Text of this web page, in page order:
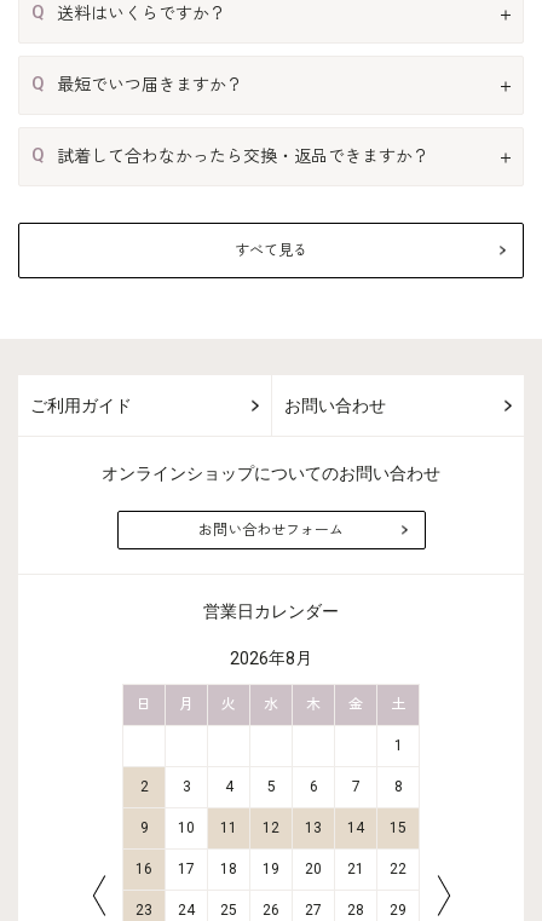
Q 送料はいくらですか？
Q 最短でいつ届きますか？
Q 試着して合わなかったら交換・返品できますか？
すべて見る
ご利用ガイド お問い合わせ
オンラインショップについてのお問い合わせ
お問い合わせフォーム
営業日カレンダー
2026年8月
日 月 火 水 木 金 土
1
2 3 4 5 6 7 8
9 10 11 12 13 14 15
16 17 18 19 20 21 22
23 24 25 26 27 28 29